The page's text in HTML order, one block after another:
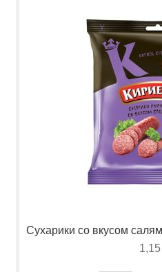
Сухарики со вкусом
1,15